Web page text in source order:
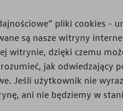
pliki cookies -
są nasze witryny
witrynie, dzięki czemu
jak odwiedzający
Jeśli użytkownik nie
ani nie będziemy w